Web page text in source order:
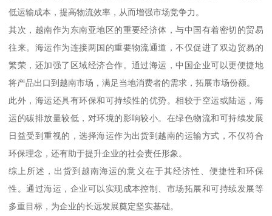
低运输成本，提高物流效率，从而增强市场竞争力。
其次，越南作为东南亚地区的重要经济体，与中国有着密切的贸易
往来。海运作为连接两国的重要物流通道，不仅促进了双边贸易的
繁荣，还加强了区域经济合作。通过海运，中国企业可以更便捷地
将产品出口到越南市场，满足当地消费者的需求，拓展市场份额。
此外，海运还具有环保和可持续性的优势。相较于空运或陆运，海
运的碳排放量较低，对环境的影响较小。在绿色物流和可持续发展
日益受到重视的，选择海运作为出货到越南的运输方式，不仅符合
环保理念，还有助于提升企业的社会责任形象。
综上所述，出货到越南海运的意义在于其经济性、便捷性和环保
性。通过海运，企业可以实现成本控制、市场拓展和可持续发展等
多重目标，为企业的长远发展奠定坚实基础。